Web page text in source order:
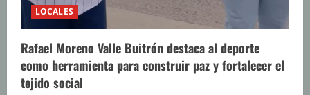
LOCALES
Rafael Moreno Valle Buitrón destaca al deporte
como herramienta para construir paz y fortalecer el
tejido social